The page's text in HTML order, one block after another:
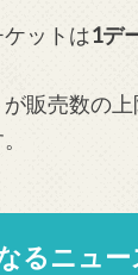
ットは1デ
販売数の
るニュー